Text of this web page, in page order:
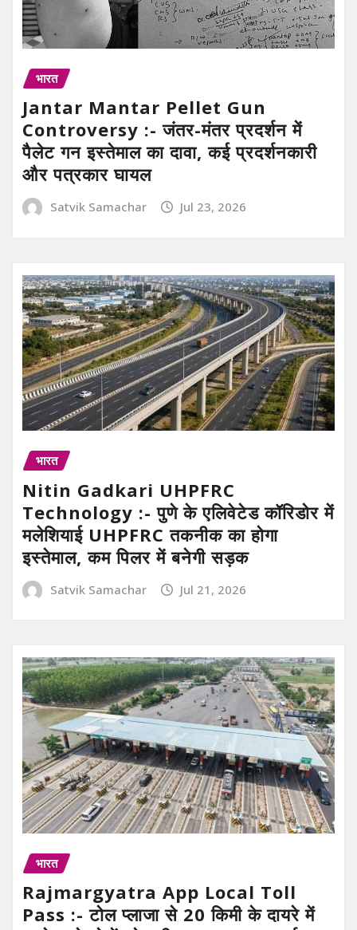
भारत
Jantar Mantar Pellet Gun
Controversy :- जंतर-मंतर प्रदर्शन में
पैलेट गन इस्तेमाल का दावा, कई प्रदर्शनकारी
और पत्रकार घायल
Satvik Samachar Jul 23, 2026
भारत
Nitin Gadkari UHPFRC
Technology :- पुणे के एलिवेटेड कॉरिडोर में
मलेशियाई UHPFRC तकनीक का होगा
इस्तेमाल, कम पिलर में बनेगी सड़क
Satvik Samachar Jul 21, 2026
भारत
Rajmargyatra App Local Toll
Pass :- टोल प्लाजा से 20 किमी के दायरे में